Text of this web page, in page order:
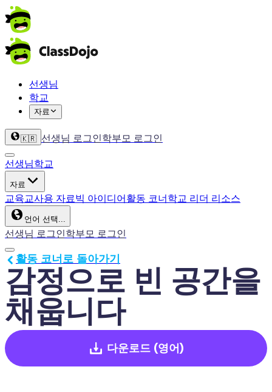
선생님
학교
자료
🇰🇷 선생님 로그인학부모 로그인
선생님학교
자료
교육교사용 자료빅 아이디어활동 코너학교 리더 리소스
언어 선택...
선생님 로그인학부모 로그인
감정으로 빈 공간을
채웁니다
활동 코너로 돌아가기
다운로드 (영어)